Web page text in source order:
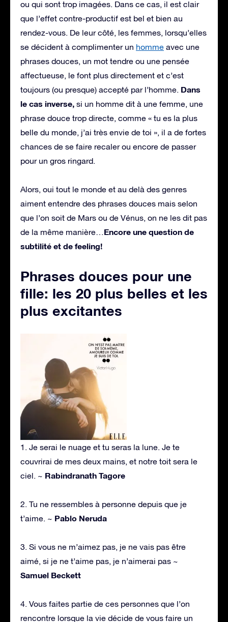
ou qui sont trop imagées. Dans ce cas, il est clair
que l’effet contre-productif est bel et bien au
rendez-vous. De leur côté, les femmes, lorsqu’elles
se décident à complimenter un homme avec une
phrases douces, un mot tendre ou une pensée
affectueuse, le font plus directement et c’est
toujours (ou presque) accepté par l’homme. Dans
le cas inverse, si un homme dit à une femme, une
phrase douce trop directe, comme « tu es la plus
belle du monde, j’ai très envie de toi », il a de fortes
chances de se faire recaler ou encore de passer
pour un gros ringard.
Alors, oui tout le monde et au delà des genres
aiment entendre des phrases douces mais selon
que l’on soit de Mars ou de Vénus, on ne les dit pas
de la même manière…Encore une question de
subtilité et de feeling!
Phrases douces pour une
fille: les 20 plus belles et les
plus excitantes
1. Je serai le nuage et tu seras la lune. Je te
couvrirai de mes deux mains, et notre toit sera le
ciel. ~ Rabindranath Tagore
2. Tu ne ressembles à personne depuis que je
t’aime. ~ Pablo Neruda
3. Si vous ne m’aimez pas, je ne vais pas être
aimé, si je ne t’aime pas, je n’aimerai pas ~
Samuel Beckett
4. Vous faites partie de ces personnes que l’on
rencontre lorsque la vie décide de vous faire un